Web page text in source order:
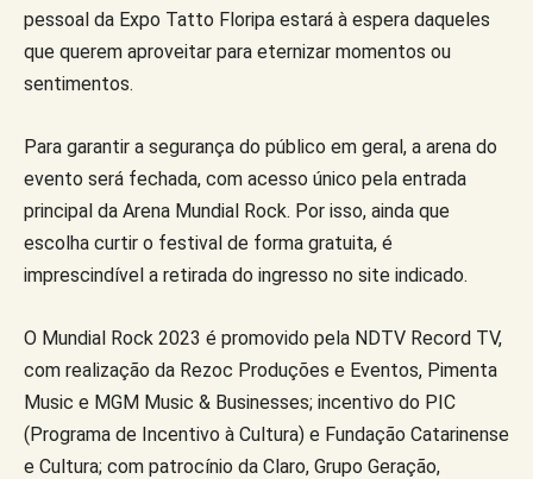
pessoal da Expo Tatto Floripa estará à espera daqueles
que querem aproveitar para eternizar momentos ou
sentimentos.
Para garantir a segurança do público em geral, a arena do
evento será fechada, com acesso único pela entrada
principal da Arena Mundial Rock. Por isso, ainda que
escolha curtir o festival de forma gratuita, é
imprescindível a retirada do ingresso no site indicado.
O Mundial Rock 2023 é promovido pela NDTV Record TV,
com realização da Rezoc Produções e Eventos, Pimenta
Music e MGM Music & Businesses; incentivo do PIC
(Programa de Incentivo à Cultura) e Fundação Catarinense
e Cultura; com patrocínio da Claro, Grupo Geração,